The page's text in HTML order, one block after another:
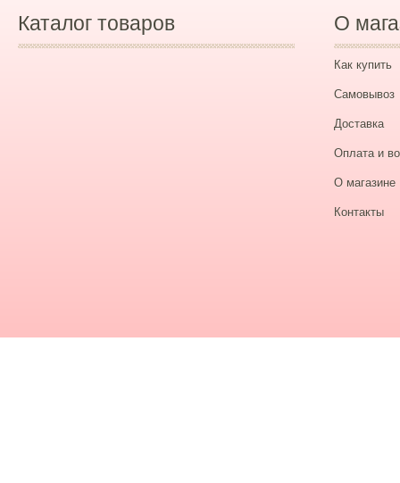
Каталог товаров О
Как купить
Самовывоз
Доставка
Оплата и
О магазине
Контакты